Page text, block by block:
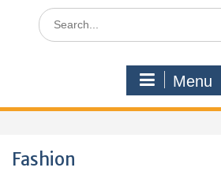
Search
for:
Menu
Fashion